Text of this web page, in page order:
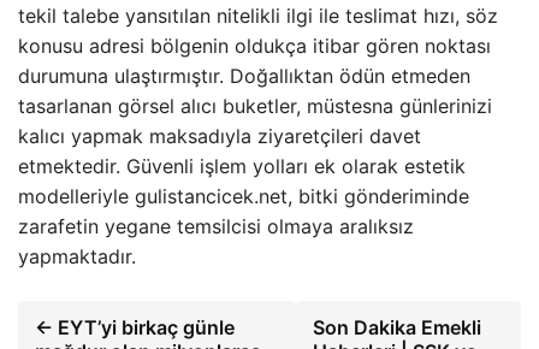
tekil talebe yansıtılan nitelikli ilgi ile teslimat hızı, söz
konusu adresi bölgenin oldukça itibar gören noktası
durumuna ulaştırmıştır. Doğallıktan ödün etmeden
tasarlanan görsel alıcı buketler, müstesna günlerinizi
kalıcı yapmak maksadıyla ziyaretçileri davet
etmektedir. Güvenli işlem yolları ek olarak estetik
modelleriyle gulistancicek.net, bitki gönderiminde
zarafetin yegane temsilcisi olmaya aralıksız
yapmaktadır.
← EYT’yi birkaç günle
Son Dakika Emekli